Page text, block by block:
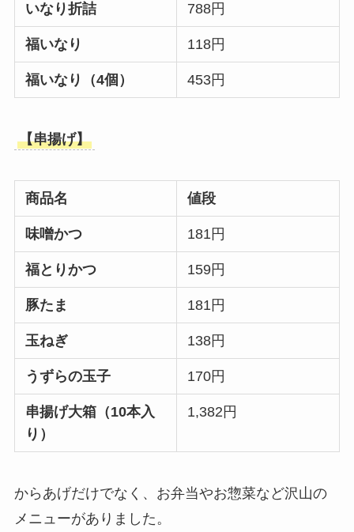
いなり折詰 788円
福いなり 118円
福いなり（4個） 453円
【串揚げ】
商品名 値段
味噌かつ 181円
福とりかつ 159円
豚たま 181円
玉ねぎ 138円
うずらの玉子 170円
串揚げ大箱（10本入
り）
1,382円
からあげだけでなく、お弁当やお惣菜など沢山の
メニューがありました。